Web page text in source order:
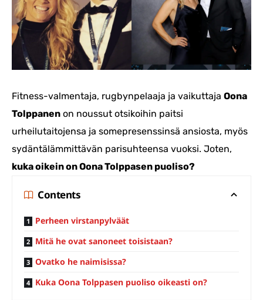
Fitness-valmentaja, rugbynpelaaja ja vaikuttaja Oona
Tolppanen on noussut otsikoihin paitsi
urheilutaitojensa ja somepresenssinsä ansiosta, myös
sydäntälämmittävän parisuhteensa vuoksi. Joten,
kuka oikein on Oona Tolppasen puoliso?
Contents
Perheen virstanpylväät
Mitä he ovat sanoneet toisistaan?
Ovatko he naimisissa?
Kuka Oona Tolppasen puoliso oikeasti on?